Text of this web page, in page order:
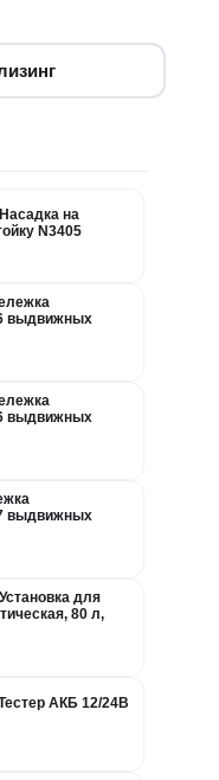
на
N3405
выдвижных
выдвижных
выдвижных
для
80 л,
АКБ 12/24В